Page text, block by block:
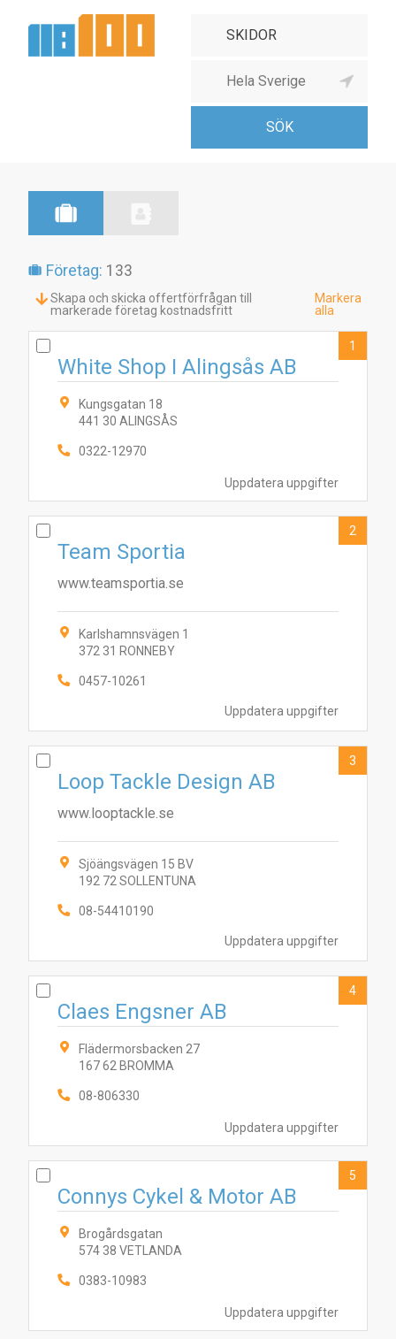
Företag: 133
Skapa och skicka offertförfrågan till
markerade företag kostnadsfritt
Markera
alla
Uppdatera uppgifter
White Shop I Alingsås AB
Kungsgatan 18
441 30 ALINGSÅS
0322-12970
1
Uppdatera uppgifter
Team Sportia
www.teamsportia.se
Karlshamnsvägen 1
372 31 RONNEBY
0457-10261
2
Uppdatera uppgifter
Loop Tackle Design AB
www.looptackle.se
Sjöängsvägen 15 BV
192 72 SOLLENTUNA
08-54410190
3
Uppdatera uppgifter
Claes Engsner AB
Flädermorsbacken 27
167 62 BROMMA
08-806330
4
Uppdatera uppgifter
Connys Cykel & Motor AB
Brogårdsgatan
574 38 VETLANDA
0383-10983
5